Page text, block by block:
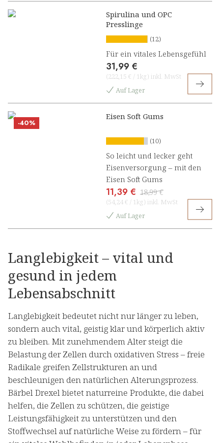
Spirulina und OPC
Presslinge
(12)
Für ein vitales Lebensgefühl
31,99 €
(222,15 € / 1kg) inkl. MwSt
Auf Lager
-40%
Eisen Soft Gums
(10)
So leicht und lecker geht
Eisenversorgung – mit den
Eisen Soft Gums
11,39 € 18,99 €
(54,24 € / 1kg) inkl. MwSt
Auf Lager
Langlebigkeit – vital und
gesund in jedem
Lebensabschnitt
Langlebigkeit bedeutet nicht nur länger zu leben,
sondern auch vital, geistig klar und körperlich aktiv
zu bleiben. Mit zunehmendem Alter steigt die
Belastung der Zellen durch oxidativen Stress – freie
Radikale greifen Zellstrukturen an und
beschleunigen den natürlichen Alterungsprozess.
Bärbel Drexel bietet naturreine Produkte, die dabei
helfen, die Zellen zu schützen, die geistige
Leistungsfähigkeit zu unterstützen und den
Stoffwechsel auf natürliche Weise zu fördern – für